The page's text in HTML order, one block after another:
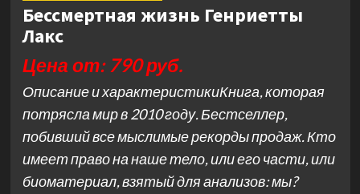
Бессмертная жизнь Генриетты
Лакс
Цена от: 790 руб.
Описание и характеристикиКнига, которая
потрясла мир в 2010 году. Бестселлер,
побивший все мыслимые рекорды продаж. Кто
имеет право на наше тело, или его части, или
биоматериал, взятый для анализов: мы?